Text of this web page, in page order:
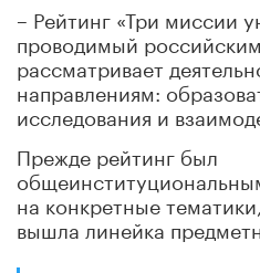
– Рейтинг «Три миссии
проводимый российским
рассматривает
направлениям:
исследования и
Прежде рейтинг был
на конкретные
вышла линейка